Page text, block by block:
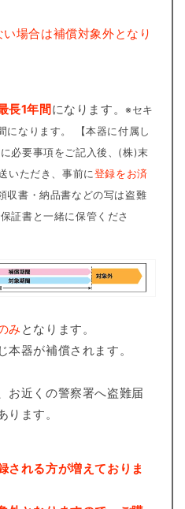
場合は補償対象外となり
長1年間 になります。※セキ
になります。 【本器に付属し
必要事項をご記入後、(株)末
いただき、事前に登録をお済
収書・納品書などの写は盗難
証書と一緒に保管くださ
み となります。
本器が補償されます。
お近くの警察署へ盗難届
ります。
される方が増えておりま